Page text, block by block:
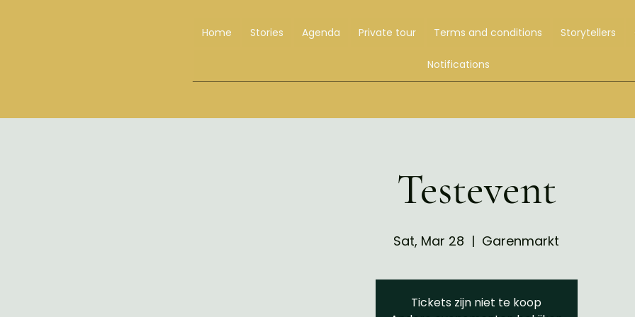
Home Stories Agenda Private tour Terms and conditions Storytellers
Notifications
Testevent
Sat, Mar 28
  |
Garenmarkt
Tickets zijn niet te koop